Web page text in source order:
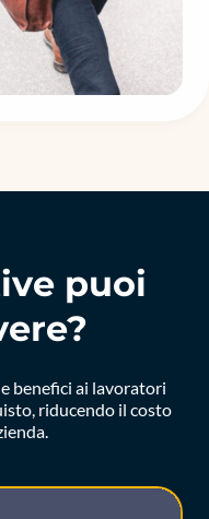
puoi
benefici ai lavoratori
riducendo il costo